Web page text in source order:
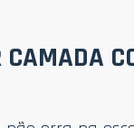
CAMADA